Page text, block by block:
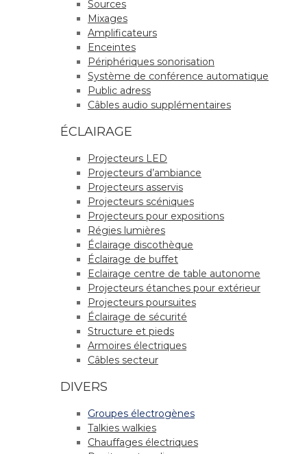
Sources
Mixages
Amplificateurs
Enceintes
Périphériques sonorisation
Système de conférence automatique
Public adress
Câbles audio supplémentaires
ÉCLAIRAGE
Projecteurs LED
Projecteurs d’ambiance
Projecteurs asservis
Projecteurs scéniques
Projecteurs pour expositions
Régies lumières
Éclairage discothèque
Éclairage de buffet
Eclairage centre de table autonome
Projecteurs étanches pour extérieur
Projecteurs poursuites
Éclairage de sécurité
Structure et pieds
Armoires électriques
Câbles secteur
DIVERS
Groupes électrogènes
Talkies walkies
Chauffages électriques